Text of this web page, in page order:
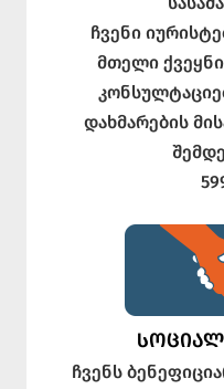
ჩვენი
მთელი
დახმარების
ჩვენს